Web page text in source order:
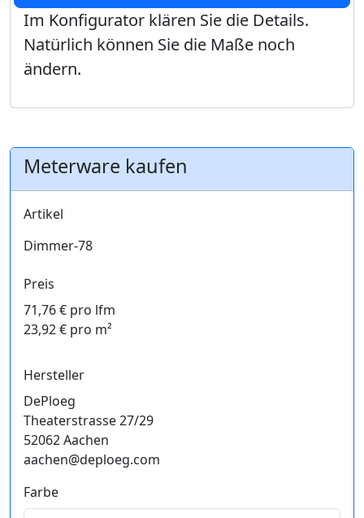
Im Konfigurator klären Sie die Details.
Natürlich können Sie die Maße noch
ändern.
Meterware kaufen
Artikel
Dimmer-78
Preis
71,76 € pro lfm
23,92 € pro m²
Hersteller
DePloeg
Theaterstrasse 27/29
52062 Aachen
aachen@deploeg.com
Farbe